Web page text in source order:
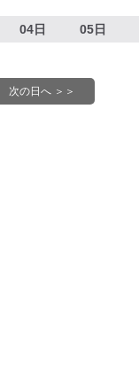
04日 05日
次の日へ ＞＞